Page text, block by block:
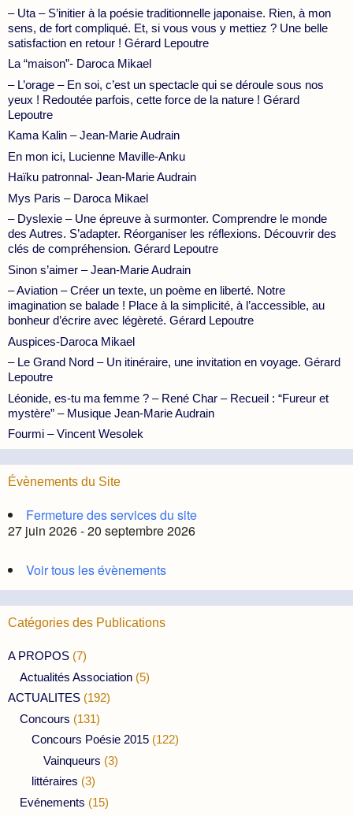
– Uta – S’initier à la poésie traditionnelle japonaise. Rien, à mon
sens, de fort compliqué. Et, si vous vous y mettiez ? Une belle
satisfaction en retour ! Gérard Lepoutre
La “maison”- Daroca Mikael
– L’orage – En soi, c’est un spectacle qui se déroule sous nos
yeux ! Redoutée parfois, cette force de la nature ! Gérard
Lepoutre
Kama Kalin – Jean-Marie Audrain
En mon ici, Lucienne Maville-Anku
Haïku patronnal- Jean-Marie Audrain
Mys Paris – Daroca Mikael
– Dyslexie – Une épreuve à surmonter. Comprendre le monde
des Autres. S’adapter. Réorganiser les réflexions. Découvrir des
clés de compréhension. Gérard Lepoutre
Sinon s’aimer – Jean-Marie Audrain
– Aviation – Créer un texte, un poème en liberté. Notre
imagination se balade ! Place à la simplicité, à l’accessible, au
bonheur d’écrire avec légèreté. Gérard Lepoutre
Auspices-Daroca Mikael
– Le Grand Nord – Un itinéraire, une invitation en voyage. Gérard
Lepoutre
Léonide, es-tu ma femme ? – René Char – Recueil : “Fureur et
mystère” – Musique Jean-Marie Audrain
Fourmi – Vincent Wesolek
Évènements du Site
Fermeture des services du site
27 juin 2026 - 20 septembre 2026
Voir tous les évènements
Catégories des Publications
A PROPOS (7)
Actualités Association (5)
ACTUALITES (192)
Concours (131)
Concours Poésie 2015 (122)
Vainqueurs (3)
littéraires (3)
Evénements (15)